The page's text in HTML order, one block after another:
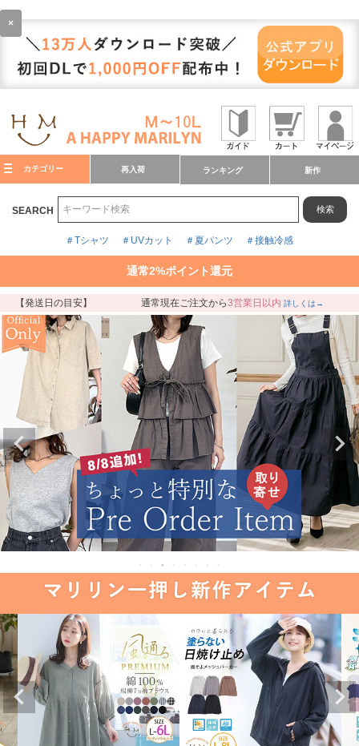
×
カテゴリー 再入荷 ランキング 新作
SEARCH 検索
＃Tシャツ ＃UVカット ＃夏パンツ ＃接触冷感
通常2%ポイント還元
【発送日の目安】 通常現在ご注文から3営業日以内 詳しくは→